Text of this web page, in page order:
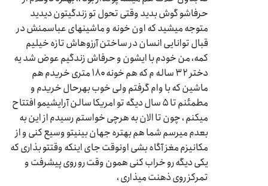
حرفاشو گوش بدید وقتی تحول تو زندگیتون دیدید
متوجه میشید که اون خونه و ماشینهای عباسمنش در
قبال توانایی انسان در ساختن آرزوهاش تازه خیلیم
کمه، من خودم با ایشون و حرفاش زندگیم عوض شد یه
دختر ۳۲ ساله م که هم خونه ۱۸۰ متری خریدم هم
ماشین که با وام گرفتم ولی خوب بهرحال خریدم و
مطمئنم تا ۵ سال دیگه تو امریکا سالن آرایشیمو افتتاح
میکنم ، چون تا الان به هرچی خواستم رسیدم از این به
بعدم میرسم شما هم بهتره جهان بینیتو وسیع کنی و از
مکانیزم مغز آگاه بشی اونوقت جای اینکه وقتتو بذاری که
یکی دیگه رو خراب کنی همون وقت رو روی پیشرفت و
تمرکز روی ذهنت میذاری ،